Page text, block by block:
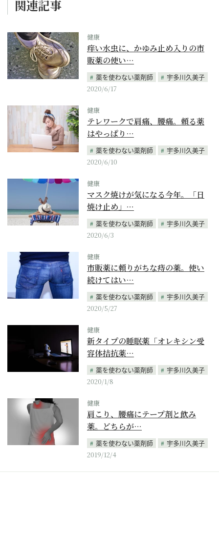
関連記事
健康
痒い水虫に、かゆみ止め入りの市
販薬の使い…
薬を使わない薬剤師
宇多川久美子
2020/6/17
健康
テレワークで肩痛、腰痛。頼る薬
はやっぱり…
薬を使わない薬剤師
宇多川久美子
2020/6/10
健康
マスク焼けが気になる今年。「日
焼け止め」…
薬を使わない薬剤師
宇多川久美子
2020/6/3
健康
市販薬に頼りがちな痔の薬。使い
続けてはい…
薬を使わない薬剤師
宇多川久美子
2020/5/27
健康
新タイプの睡眠薬「オレキシン受
容体拮抗薬…
薬を使わない薬剤師
宇多川久美子
2020/1/8
健康
肩こり、腰痛にテープ剤と飲み
薬。どちらが…
薬を使わない薬剤師
宇多川久美子
2019/12/4